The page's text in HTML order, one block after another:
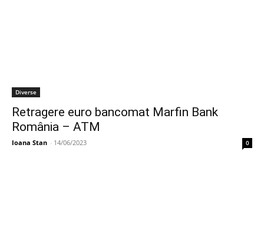
Diverse
Retragere euro bancomat Marfin Bank
România – ATM
Ioana Stan - 14/06/2023 0